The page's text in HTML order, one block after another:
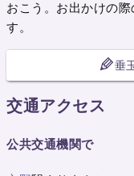
おこう。お出かけの
す。
垂
交通アクセス
公共交通機関で